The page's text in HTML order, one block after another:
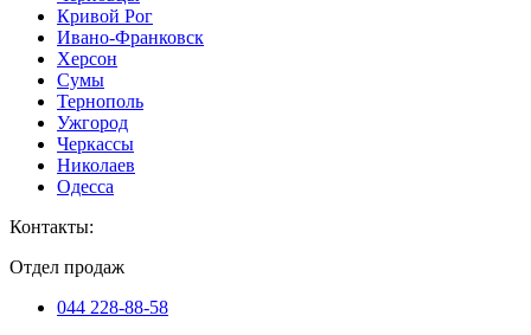
Кривой Рог
Ивано-Франковск
Херсон
Сумы
Тернополь
Ужгород
Черкассы
Николаев
Одесса
Контакты:
Отдел продаж
044 228-88-58